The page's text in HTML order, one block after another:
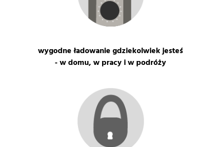
wygodne ładowanie gdziekolwiek jesteś
- w domu, w pracy i w podróży